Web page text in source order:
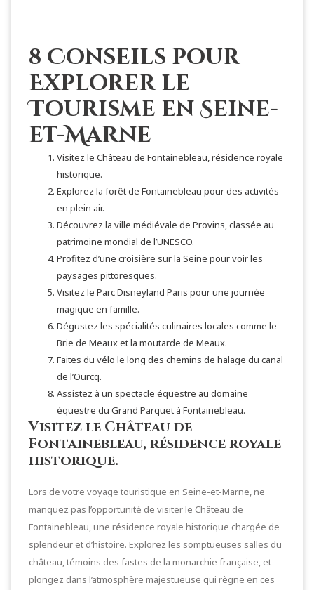
8 Conseils pour
Explorer le
Tourisme en Seine-
et-Marne
Visitez le Château de Fontainebleau, résidence royale
historique.
Explorez la forêt de Fontainebleau pour des activités
en plein air.
Découvrez la ville médiévale de Provins, classée au
patrimoine mondial de l’UNESCO.
Profitez d’une croisière sur la Seine pour voir les
paysages pittoresques.
Visitez le Parc Disneyland Paris pour une journée
magique en famille.
Dégustez les spécialités culinaires locales comme le
Brie de Meaux et la moutarde de Meaux.
Faites du vélo le long des chemins de halage du canal
de l’Ourcq.
Assistez à un spectacle équestre au domaine
équestre du Grand Parquet à Fontainebleau.
Visitez le Château de
Fontainebleau, résidence royale
historique.
Lors de votre voyage touristique en Seine-et-Marne, ne
manquez pas l’opportunité de visiter le Château de
Fontainebleau, une résidence royale historique chargée de
splendeur et d’histoire. Explorez les somptueuses salles du
château, témoins des fastes de la monarchie française, et
plongez dans l’atmosphère majestueuse qui règne en ces